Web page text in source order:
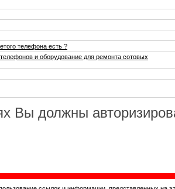
телефона есть ?
и оборудование для ремонта сотовых
Вы должны